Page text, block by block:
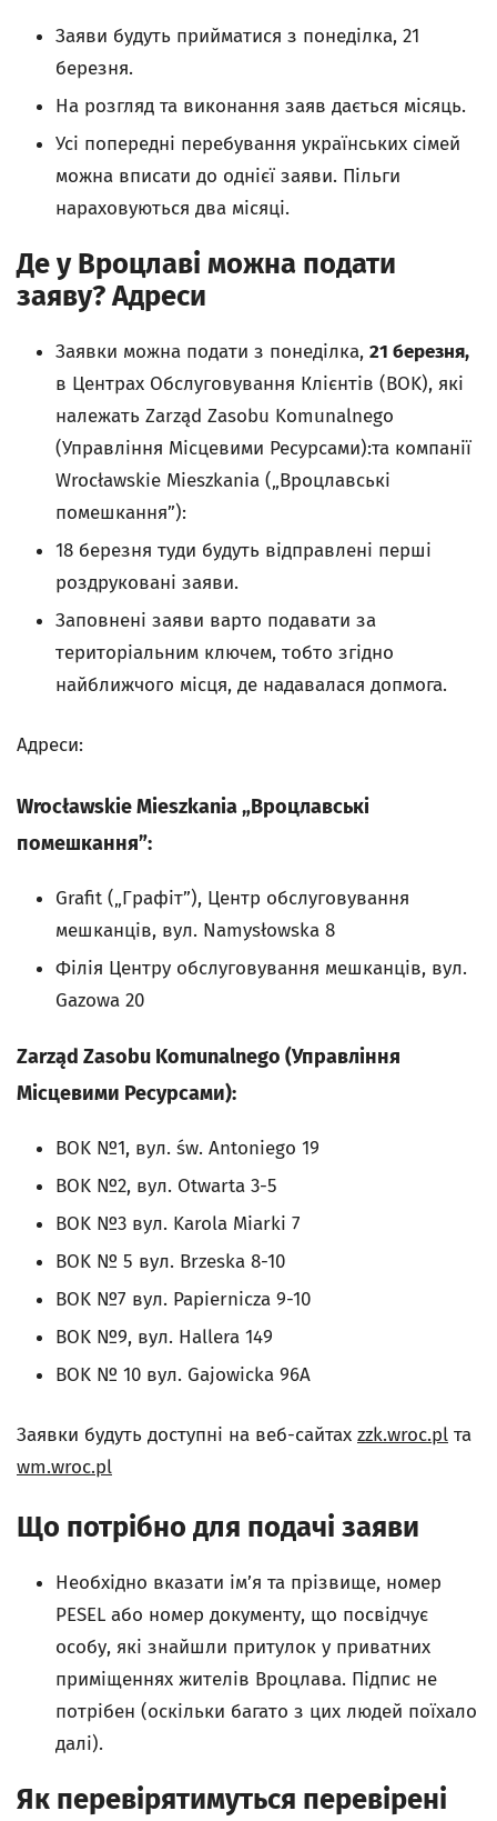
Заяви будуть прийматися з понеділка, 21
березня.
На розгляд та виконання заяв дається місяць.
Усі попередні перебування українських сімей
можна вписати до однієї заяви. Пільги
нараховуються два місяці.
Де у Вроцлаві можна подати
заяву? Адреси
Заявки можна подати з понеділка, 21 березня,
в Центрах Обслуговування Клієнтів (BOK), які
належать Zarząd Zasobu Komunalnego
(Управління Місцевими Ресурсами):та компанії
Wrocławskie Mieszkania („Вроцлавські
помешкання”):
18 березня туди будуть відправлені перші
роздруковані заяви.
Заповнені заяви варто подавати за
територіальним ключем, тобто згідно
найближчого місця, де надавалася допмога.
Адреси:
Wrocławskie Mieszkania „Вроцлавські
помешкання”:
Grafit („Графіт”), Центр обслуговування
мешканців, вул. Namysłowska 8
Філія Центру обслуговування мешканців, вул.
Gazowa 20
Zarząd Zasobu Komunalnego (Управління
Місцевими Ресурсами):
BOK №1, вул. św. Antoniego 19
BOK №2, вул. Otwarta 3-5
BOK №3 вул. Karola Miarki 7
BOK № 5 вул. Brzeska 8-10
BOK №7 вул. Papiernicza 9-10
BOK №9, вул. Hallera 149
BOK № 10 вул. Gajowicka 96А
Заявки будуть доступні на веб-сайтах zzk.wroc.pl та
wm.wroc.pl
Що потрібно для подачі заяви
Необхідно вказати ім’я та прізвище, номер
PESEL або номер документу, що посвідчує
особу, які знайшли притулок у приватних
приміщеннях жителів Вроцлава. Підпис не
потрібен (оскільки багато з цих людей поїхало
далі).
Як перевірятимуться перевірені